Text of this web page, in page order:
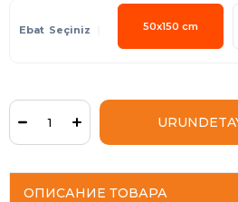
Ebat 50x150 cm
ОПИСАНИЕ ТОВАРА